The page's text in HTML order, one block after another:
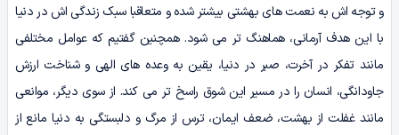
و توجه اش به نعمت های بهشتی بیشتر شده و متعاقبا سبک زندگی اش در دنیا
با این هدف آرمانی، هماهنگ تر می شود. همچنین گفتیم که عوامل مختلفی
مانند تفکر در آخرت، صبر در دنیا، یقین به وعده های الهی و شناخت ارزش
جاودانگی، انسان را در مسیر این شوق راسخ تر می کند. از سوی دیگر، موانعی
مانند غفلت از بهشت، ضعف ایمان، ترس از مرگ و دلبستگی به دنیا مانع از